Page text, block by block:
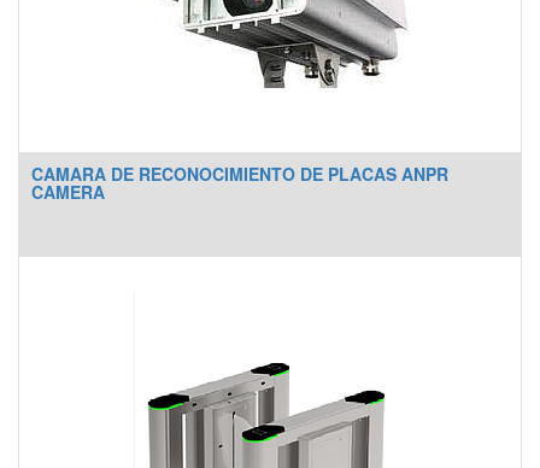
CAMARA DE RECONOCIMIENTO DE PLACAS ANPR
CAMERA